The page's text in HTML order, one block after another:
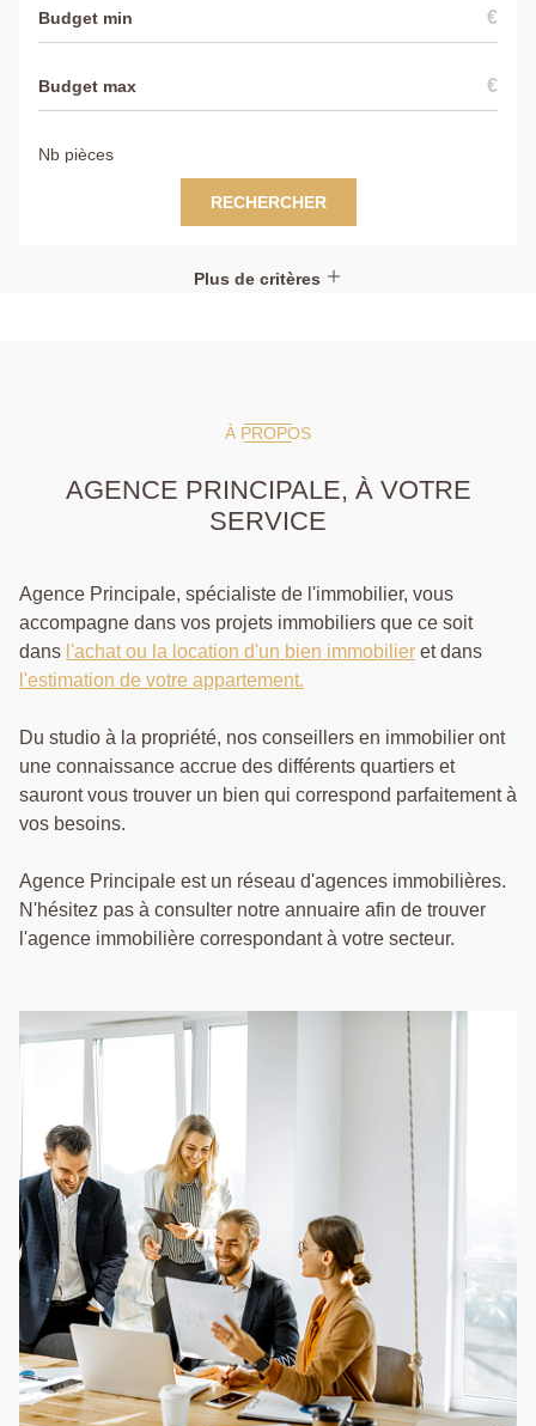
€
€
RECHERCHER
Plus de critères
À PROPOS
AGENCE PRINCIPALE, À VOTRE
SERVICE
Agence Principale, spécialiste de l'immobilier, vous
accompagne dans vos projets immobiliers que ce soit
dans l'achat ou la location d'un bien immobilier et dans
l'estimation de votre appartement.
Du studio à la propriété, nos conseillers en immobilier ont
une connaissance accrue des différents quartiers et
sauront vous trouver un bien qui correspond parfaitement à
vos besoins.
Agence Principale est un réseau d'agences immobilières.
N'hésitez pas à consulter notre annuaire afin de trouver
l'agence immobilière correspondant à votre secteur.